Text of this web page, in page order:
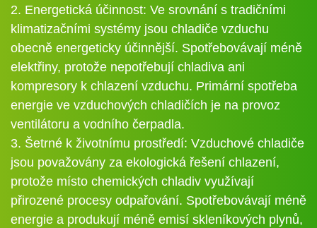
2. Energetická účinnost: Ve srovnání s tradičními
klimatizačními systémy jsou chladiče vzduchu
obecně energeticky účinnější. Spotřebovávají méně
elektřiny, protože nepotřebují chladiva ani
kompresory k chlazení vzduchu. Primární spotřeba
energie ve vzduchových chladičích je na provoz
ventilátoru a vodního čerpadla.
3. Šetrné k životnímu prostředí: Vzduchové chladiče
jsou považovány za ekologická řešení chlazení,
protože místo chemických chladiv využívají
přirozené procesy odpařování. Spotřebovávají méně
energie a produkují méně emisí skleníkových plynů,